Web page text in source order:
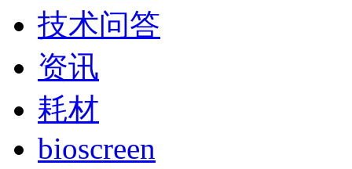
技术问答
资讯
耗材
bioscreen